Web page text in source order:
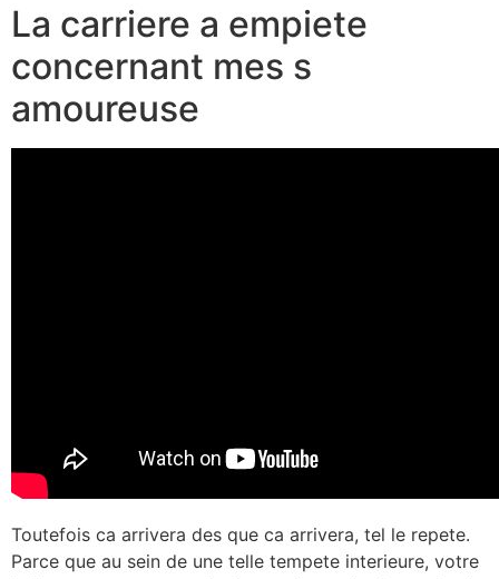
La carriere a empiete
concernant mes s
amoureuse
Toutefois ca arrivera des que ca arrivera, tel le repete.
Parce que au sein de une telle tempete interieure, votre